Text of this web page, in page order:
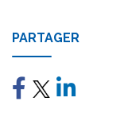
PARTAGER